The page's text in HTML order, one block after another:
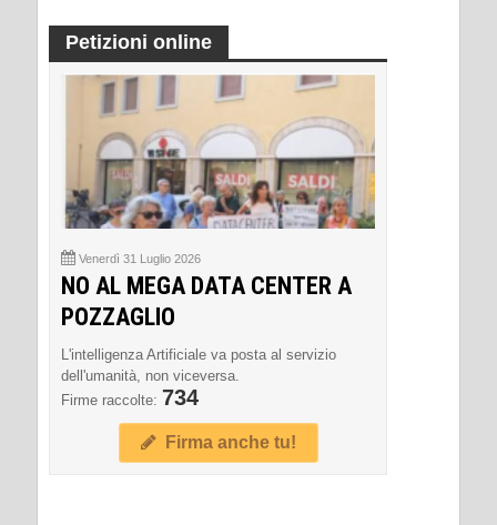
Petizioni online
Venerdì 31 Luglio 2026
NO AL MEGA DATA CENTER A
POZZAGLIO
L'intelligenza Artificiale va posta al servizio
dell'umanità, non viceversa.
Firme raccolte: 734
Firma anche tu!